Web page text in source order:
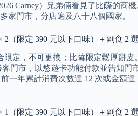
Carney）兄弟倆看見了比薩的
家門市，分店遍及八十八個國家。
（限定 390 元以下口味）＋副食 2
限定，不可更換；比薩限定鬆厚餅
門市，以悠遊卡功能付款並告知門
一年累計消費次數達 12 次或金額
1（限定 390 元以下口味）＋副食 2